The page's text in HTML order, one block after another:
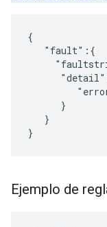
{
   "fault":{
      }
   }
}
Ejemplo de